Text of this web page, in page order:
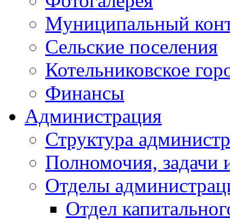
Муниципальный
Сельские поселения
Котельниковское
Финансы
Администрация
Структура
Полномочия, задачи
Отделы
Отдел